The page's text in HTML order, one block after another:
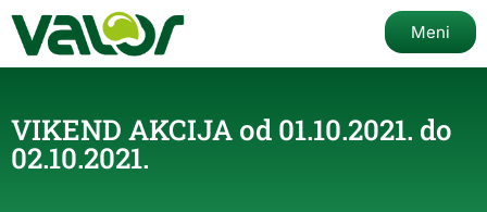
Meni
VIKEND AKCIJA od 01.10.2021. do
02.10.2021.